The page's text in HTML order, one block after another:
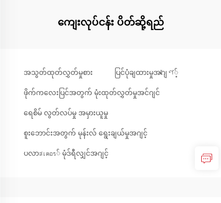
ကျေးလုပ်ငန်း ပိတ်ဆို့ရည်
အသွတ်ထုတ်လွှတ်မှုစား ပြင်ပုံချထားမှုအဂျেণ့်
ဖိုက်ကလေးပြင်အတွက် မုံးထုတ်လွှတ်မှုအင်ဂျင်
ရေစိမ် လွတ်လပ်မှု အမှားယူမှု
စူးဘောင်းအတွက် မုန်းလ် ရွေးချယ်မှုအဂျင့်
ပလာสเตอร် မုံဒ်ရီလျှင်အဂျင့်